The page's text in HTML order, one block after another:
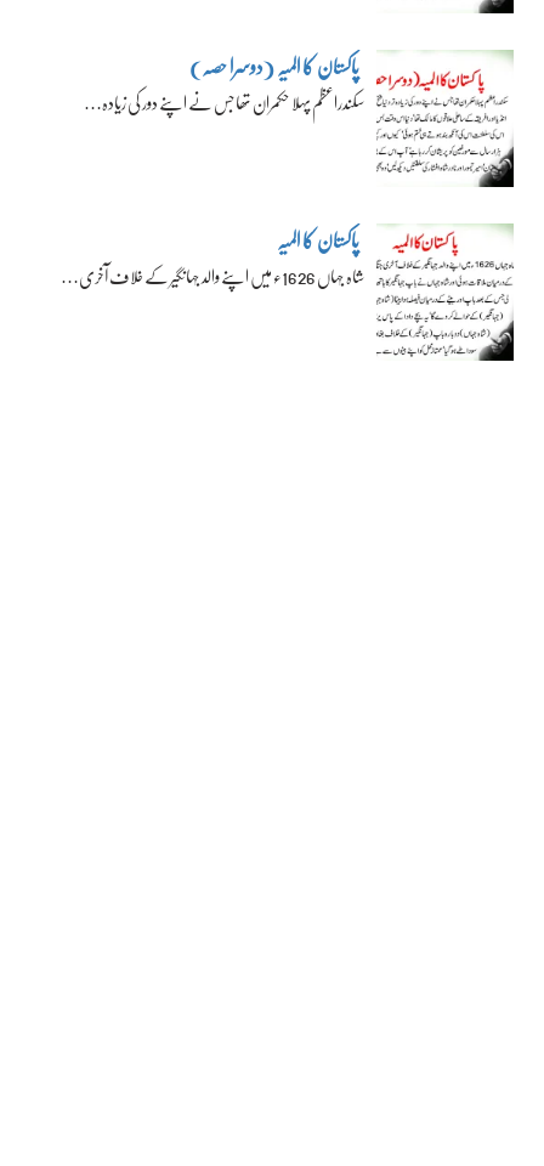
پاکستان کا المیہ (دوسرا حصہ)
سکندراعظم پہلا حکمران تھا جس نے اپنے دور کی زیادہ…
پاکستان کا المیہ
شاہ جہاں 1626ء میں اپنے والد جہانگیر کے خلاف آخری…